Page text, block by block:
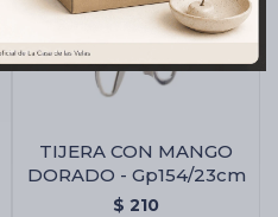
TIJERA CON MANGO
DORADO - Gp154/23cm
$ 210